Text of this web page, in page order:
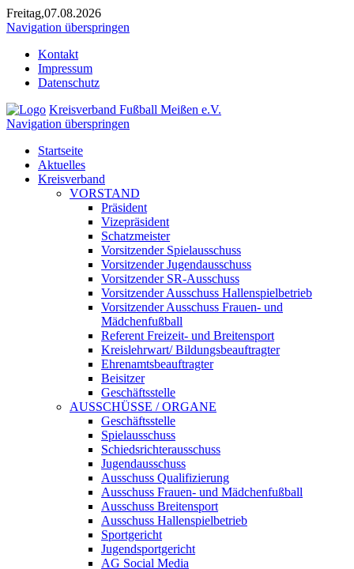
Freitag,07.08.2026
Navigation überspringen
Kontakt
Impressum
Datenschutz
Kreisverband Fußball Meißen e.V.
Navigation überspringen
Startseite
Aktuelles
Kreisverband
VORSTAND
Präsident
Vizepräsident
Schatzmeister
Vorsitzender Spielausschuss
Vorsitzender Jugendausschuss
Vorsitzender SR-Ausschuss
Vorsitzender Ausschuss Hallenspielbetrieb
Vorsitzender Ausschuss Frauen- und
Mädchenfußball
Referent Freizeit- und Breitensport
Kreislehrwart/ Bildungsbeauftragter
Ehrenamtsbeauftragter
Beisitzer
Geschäftsstelle
AUSSCHÜSSE / ORGANE
Geschäftsstelle
Spielausschuss
Schiedsrichterausschuss
Jugendausschuss
Ausschuss Qualifizierung
Ausschuss Frauen- und Mädchenfußball
Ausschuss Breitensport
Ausschuss Hallenspielbetrieb
Sportgericht
Jugendsportgericht
AG Social Media